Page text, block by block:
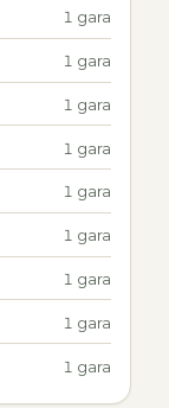
1 gara
1 gara
1 gara
1 gara
1 gara
1 gara
1 gara
1 gara
1 gara